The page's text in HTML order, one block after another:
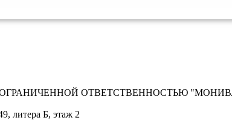
ОТВЕТСТВЕННОСТЬЮ
литера Б, этаж 2